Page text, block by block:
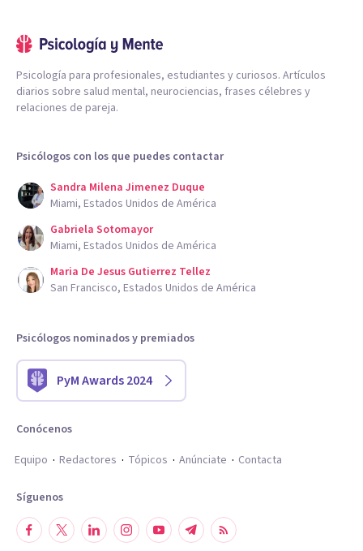
Psicología para profesionales, estudiantes y curiosos. Artículos
diarios sobre salud mental, neurociencias, frases célebres y
relaciones de pareja.
Psicólogos con los que puedes contactar
Sandra Milena Jimenez Duque
Miami, Estados Unidos de América
Gabriela Sotomayor
Miami, Estados Unidos de América
Maria De Jesus Gutierrez Tellez
San Francisco, Estados Unidos de América
Psicólogos nominados y premiados
PyM Awards 2024
Conócenos
Equipo
Redactores Tópicos Anúnciate Contacta
Síguenos